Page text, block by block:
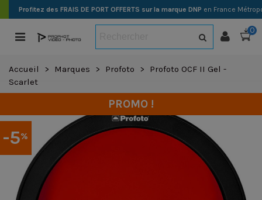
Profitez des FRAIS DE PORT OFFERTS sur la marque DNP en France
0
Accueil > Marques > Profoto >
Profoto OCF II Gel -
Scarlet
-5%
PROMO !